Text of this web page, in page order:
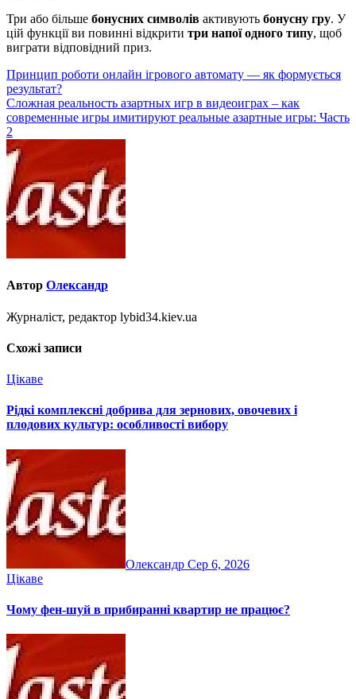
Три або більше бонусних символів активують бонусну гру. У
цій функції ви повинні відкрити три напої одного типу, щоб
виграти відповідний приз.
Навігація
записів
Принцип роботи онлайн ігрового автомату — як формується
результат?
Сложная реальность азартных игр в видеоиграх – как
современные игры имитируют реальные азартные игры: Часть
2
Автор Олександр
Журналіст, редактор lybid34.kiev.ua
Схожі записи
Цікаве
Рідкі комплексні добрива для зернових, овочевих і
плодових культур: особливості вибору
Олександр Сер 6, 2026
Цікаве
Чому фен-шуй в прибиранні квартир не працює?